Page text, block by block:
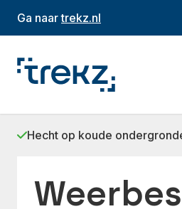
Ga naartrekz.nl
Hecht op koude